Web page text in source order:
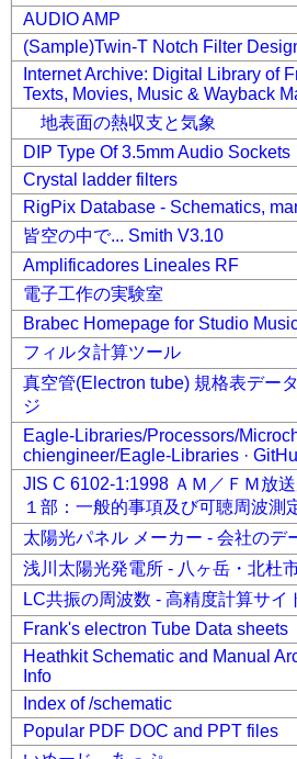
AUDIO AMP
(Sample)Twin-T Notch Filter
Internet Archive: Digital Library of
Texts, Movies, Music & Wayback
地表面の熱収支と気象
DIP Type Of 3.5mm Audio Sockets
Crystal ladder filters
RigPix Database - Schematics,
皆空の中で... Smith V3.10
Amplificadores Lineales RF
電子工作の実験室
Brabec Homepage for Studio
フィルタ計算ツール
真空管(Electron tube) 規格表デー
ジ
Eagle-Libraries/Processors/
chiengineer/Eagle-Libraries ·
JIS C 6102-1:1998 ＡＭ／ＦＭ放
１部：一般的事項及び可聴周波測
太陽光パネル メーカー - 会社のデ
浅川太陽光発電所 - 八ヶ岳・北杜
LC共振の周波数 - 高精度計算サイ
Frank's electron Tube Data sheets
Heathkit Schematic and Manual
Info
Index of /schematic
Popular PDF DOC and PPT files